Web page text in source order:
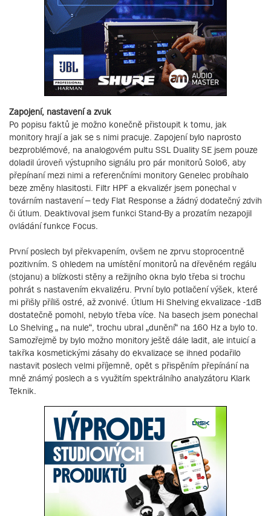
Zapojení, nastavení a zvuk
Po popisu faktů je možno konečně přistoupit k tomu, jak
monitory hrají a jak se s nimi pracuje. Zapojení bylo naprosto
bezproblémové, na analogovém pultu SSL Duality SE jsem pouze
doladil úroveň výstupního signálu pro pár monitorů Solo6, aby
přepínaní mezi nimi a referenčními monitory Genelec probíhalo
beze změny hlasitosti. Filtr HPF a ekvalizér jsem ponechal v
továrním nastavení – tedy Flat Response a žádný dodatečný zdvih
či útlum. Deaktivoval jsem funkci Stand-By a prozatím nezapojil
ovládání funkce Focus.
První poslech byl překvapením, ovšem ne zprvu stoprocentně
pozitivním. S ohledem na umístění monitorů na dřevěném regálu
(stojanu) a blízkosti stěny a režijního okna bylo třeba si trochu
pohrát s nastavením ekvalizéru. První bylo potlačení výšek, které
mi přišly příliš ostré, až zvonivé. Útlum Hi Shelving ekvalizace -1dB
dostatečně pomohl, nebylo třeba více. Na basech jsem ponechal
Lo Shelving „ na nule“, trochu ubral „dunění“ na 160 Hz a bylo to.
Samozřejmě by bylo možno monitory ještě dále ladit, ale intuicí a
takřka kosmetickými zásahy do ekvalizace se ihned podařilo
nastavit poslech velmi příjemně, opět s přispěním přepínání na
mně známý poslech a s využitím spektrálního analyzátoru Klark
Teknik.